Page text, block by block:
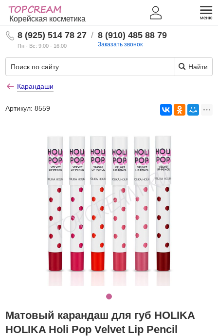
Корейская косметика
8 (925) 514 78 27
Пн - Вс: 9:00 - 16:00
/ 8 (910) 485 88 79
Заказать звонок
Найти
Карандаши
Артикул:8559
Матовый карандаш для губ HOLIKA
HOLIKA Holi Pop Velvet Lip Pencil